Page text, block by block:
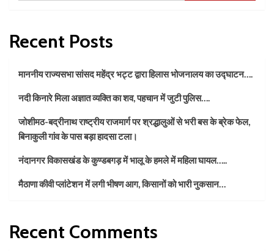
Recent Posts
माननीय राज्यसभा सांसद महेंद्र भट्ट द्वारा हिलास भोजनालय का उद्घाटन….
नदी किनारे मिला अज्ञात व्यक्ति का शव, पहचान में जुटी पुलिस….
जोशीमठ-बद्रीनाथ राष्ट्रीय राजमार्ग पर श्रद्धालुओं से भरी बस के ब्रेक फेल,
बिनाकुली गांव के पास बड़ा हादसा टला।
नंदानगर विकासखंड के कुण्डबगड़ में भालू के हमले में महिला घायल…..
मैठाणा कीवी प्लांटेशन में लगी भीषण आग, किसानों को भारी नुकसान…
Recent Comments